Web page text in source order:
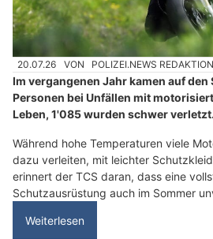
20.07.26 VON POLIZEI.NEWS REDAKTION
Im vergangenen Jahr kamen auf
Personen bei Unfällen mit
Leben, 1'085 wurden schwer verletzt.
Während hohe Temperaturen viele
dazu verleiten, mit leichter
erinnert der TCS daran, dass eine
Schutzausrüstung auch im Sommer
Weiterlesen